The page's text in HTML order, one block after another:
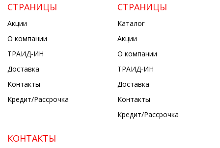
СТРАНИЦЫ
Акции
О компании
ТРАИД-ИН
Доставка
Контакты
Кредит/Рассрочка
СТРАНИЦЫ
Каталог
Акции
О компании
ТРАИД-ИН
Доставка
Контакты
Кредит/Рассрочка
КОНТАКТЫ